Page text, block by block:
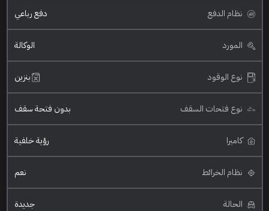
نظام الدفع دفع رباعي
المورد الوكالة
نوع الوقود بنزين
نوع فتحات السقف بدون فتحة سقف
كاميرا رؤية خلفية
نظام الخرائط نعم
الحالة جديدة